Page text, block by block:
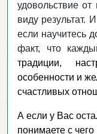
удовольствие
виду результат.
если научитесь
факт, что
традиции,
особенности и
счастливых
А если у Вас
понимаете с